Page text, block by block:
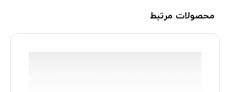
محصولات مرتبط